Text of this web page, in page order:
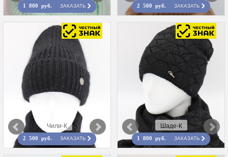
1 800 руб. ЗАКАЗАТЬ 2 500 руб. ЗАКАЗАТЬ
Чили-К
2 500 руб. ЗАКАЗАТЬ
Шаде-К
1 800 руб. ЗАКАЗАТЬ